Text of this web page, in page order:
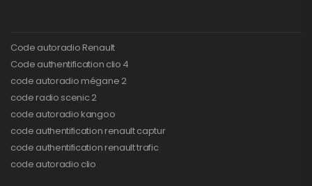
Code autoradio Renault
Code authentification clio 4
code autoradio mégane 2
code radio scenic 2
code autoradio kangoo
code authentification renault captur
code authentification renault trafic
code autoradio clio